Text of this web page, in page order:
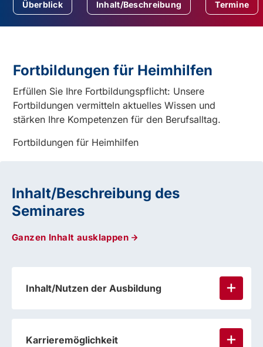
Überblick Inhalt/Beschreibung Termine
Fortbildungen für Heimhilfen
Erfüllen Sie Ihre Fortbildungspflicht: Unsere
Fortbildungen vermitteln aktuelles Wissen und
stärken Ihre Kompetenzen für den Berufsalltag.
Fortbildungen für Heimhilfen
Inhalt/Beschreibung des
Seminares
Ganzen Inhalt ausklappen
Inhalt/Nutzen der Ausbildung
Karrieremöglichkeit